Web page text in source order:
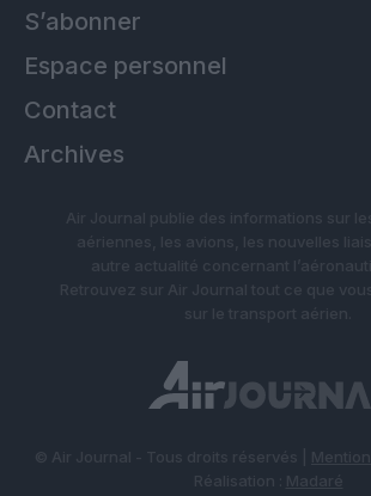
S’abonner
Espace personnel
Contact
Archives